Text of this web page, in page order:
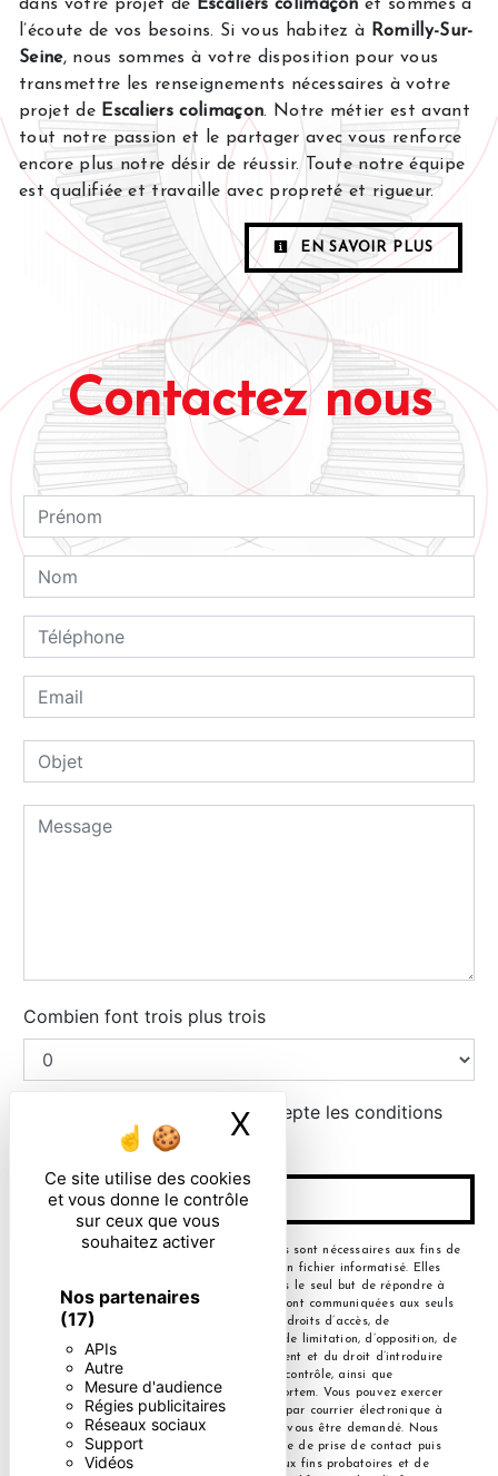
Ce site utilise des cookies
et vous donne le contrôle
sur ceux que vous
souhaitez activer
Nos partenaires
(17)
APIs
Autre
Mesure d'audience
Régies publicitaires
Réseaux sociaux
Support
Vidéos
X Masquer le
dans votre projet de Escaliers colimaçon et sommes à
l’écoute de vos besoins. Si vous habitez à Romilly-Sur-
Seine, nous sommes à votre disposition pour vous
transmettre les renseignements nécessaires à votre
projet de Escaliers colimaçon. Notre métier est avant
tout notre passion et le partager avec vous renforce
encore plus notre désir de réussir. Toute notre équipe
est qualifiée et travaille avec propreté et rigueur.
EN SAVOIR PLUS
Contactez nous
Combien font trois plus trois
En cochant cette case, j'accepte les conditions
particulières ci-dessous **
ENVOYER
** Les données personnelles communiquées sont nécessaires aux fins de
vous contacter et sont enregistrées dans un fichier informatisé. Elles
sont destinées à et ses sous-traitants dans le seul but de répondre à
votre message. Les données collectées seront communiquées aux seuls
destinataires suivants: . Vous disposez de droits d’accès, de
rectification, d’effacement, de portabilité, de limitation, d’opposition, de
retrait de votre consentement à tout moment et du droit d’introduire
une réclamation auprès d’une autorité de contrôle, ainsi que
d’organiser le sort de vos données post-mortem. Vous pouvez exercer
ces droits par voie postale à l'adresse ou par courrier électronique à
l'adresse . Un justificatif d'identité pourra vous être demandé. Nous
conservons vos données pendant la période de prise de contact puis
pendant la durée de prescription légale aux fins probatoires et de